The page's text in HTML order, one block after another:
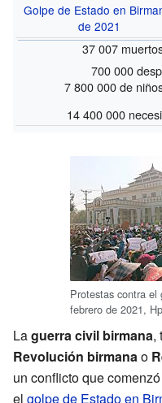
Golpe de Estado en
de 2021
37 007
700 000
7 800 000 de
14 400 000
Protestas contra
febrero de 2021,
Laguerra civil birmana,
Revolución birmanao
un conflicto que
el golpe de Estado en